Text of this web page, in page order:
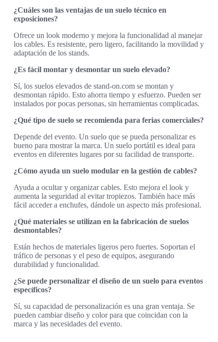
¿Cuáles son las ventajas de un suelo técnico en
exposiciones?
Ofrece un look moderno y mejora la funcionalidad al manejar
los cables. Es resistente, pero ligero, facilitando la movilidad y
adaptación de los stands.
¿Es fácil montar y desmontar un suelo elevado?
Sí, los suelos elevados de stand-on.com se montan y
desmontan rápido. Esto ahorra tiempo y esfuerzo. Pueden ser
instalados por pocas personas, sin herramientas complicadas.
¿Qué tipo de suelo se recomienda para ferias comerciales?
Depende del evento. Un suelo que se pueda personalizar es
bueno para mostrar la marca. Un suelo portátil es ideal para
eventos en diferentes lugares por su facilidad de transporte.
¿Cómo ayuda un suelo modular en la gestión de cables?
Ayuda a ocultar y organizar cables. Esto mejora el look y
aumenta la seguridad al evitar tropiezos. También hace más
fácil acceder a enchufes, dándole un aspecto más profesional.
¿Qué materiales se utilizan en la fabricación de suelos
desmontables?
Están hechos de materiales ligeros pero fuertes. Soportan el
tráfico de personas y el peso de equipos, asegurando
durabilidad y funcionalidad.
¿Se puede personalizar el diseño de un suelo para eventos
específicos?
Sí, su capacidad de personalización es una gran ventaja. Se
pueden cambiar diseño y color para que coincidan con la
marca y las necesidades del evento.